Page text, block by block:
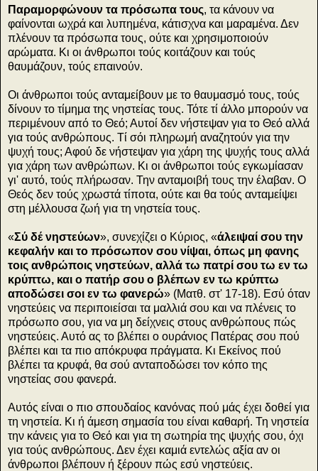
Παραμορφώνουν τα πρόσωπα τους, τα κάνουν να
φαίνονται ωχρά και λυπημένα, κάτισχνα και μαραμένα. Δεν
πλένουν τα πρόσωπα τους, ούτε και χρησιμοποιούν
αρώματα. Κι οι άνθρωποι τούς κοιτάζουν και τούς
θαυμάζουν, τούς επαινούν.
Οι άνθρωποι τούς ανταμείβουν με το θαυμασμό τους, τούς
δίνουν το τίμημα της νηστείας τους. Τότε τί άλλο μπορούν να
περιμένουν από το Θεό; Αυτοί δεν νήστεψαν για το Θεό αλλά
για τούς ανθρώπους. Τί σόι πληρωμή αναζητούν για την
ψυχή τους; Αφού δε νήστεψαν για χάρη της ψυχής τους αλλά
για χάρη των ανθρώπων. Κι οι άνθρωποι τούς εγκωμίασαν
γι' αυτό, τούς πλήρωσαν. Την ανταμοιβή τους την έλαβαν. Ο
Θεός δεν τούς χρωστά τίποτα, ούτε και θα τούς ανταμείψει
στη μέλλουσα ζωή για τη νηστεία τους.
«Σύ δέ νηστεύων», συνεχίζει ο Κύριος, «άλειψαί σου την
κεφαλήν και το πρόσωπον σου νίψαι, όπως μη φανης
τοις ανθρώποις νηστεύων, αλλά τω πατρί σου τω εν τω
κρύπτω, και ο πατήρ σου ο βλέπων εν τω κρύπτω
αποδώσει σοι εν τω φανερώ» (Ματθ. στ' 17-18). Εσύ όταν
νηστεύεις να περιποιείσαι τα μαλλιά σου και να πλένεις το
πρόσωπο σου, για να μη δείχνεις στους ανθρώπους πώς
νηστεύεις. Αυτό ας το βλέπει ο ουράνιος Πατέρας σου πού
βλέπει και τα πιο απόκρυφα πράγματα. Κι Εκείνος πού
βλέπει τα κρυφά, θα σού ανταποδώσει τον κόπο της
νηστείας σου φανερά.
Αυτός είναι ο πιο σπουδαίος κανόνας πού μάς έχει δοθεί για
τη νηστεία. Κι ή άμεση σημασία του είναι καθαρή. Τη νηστεία
την κάνεις για το Θεό και για τη σωτηρία της ψυχής σου, όχι
για τούς ανθρώπους. Δεν έχει καμιά εντελώς αξία αν οι
άνθρωποι βλέπουν ή ξέρουν πώς εσύ νηστεύεις.